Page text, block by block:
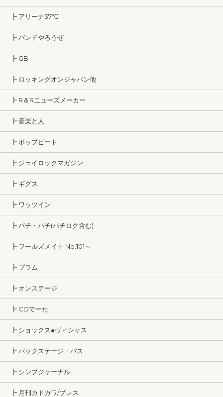
┣ アリーナ37℃
┣ バンドやろうぜ
┣ GB
┣ ロッキングオンジャパン他
┣ R＆Rニューズメーカー
┣ 音楽と人
┣ ポップビート
┣ ジェイロックマガジン
┣ ギグス
┣ ワッツイン
┣ パチ・パチ(パチロク含む)
┣ フールズメイト No.101～
┣ プラム
┣ オンステージ
┣ CDでーた
┣ ショックス●ヴィシャス
┣ バックステージ・パス
┣ シンプジャーナル
┣ 月刊カドカワ/ブレス